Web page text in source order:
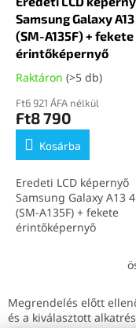
Samsung Galaxy A13
(SM-A135F) + fekete
érintőképernyő
Raktáron (>5 db)
Ft6 921 ÁFA nélkül
Ft8 790
Kosárba
Eredeti LCD képernyő
Samsung Galaxy A13
(SM-A135F) + fekete
érintőképernyő
Megrendelés előtt
és a kiválasztott